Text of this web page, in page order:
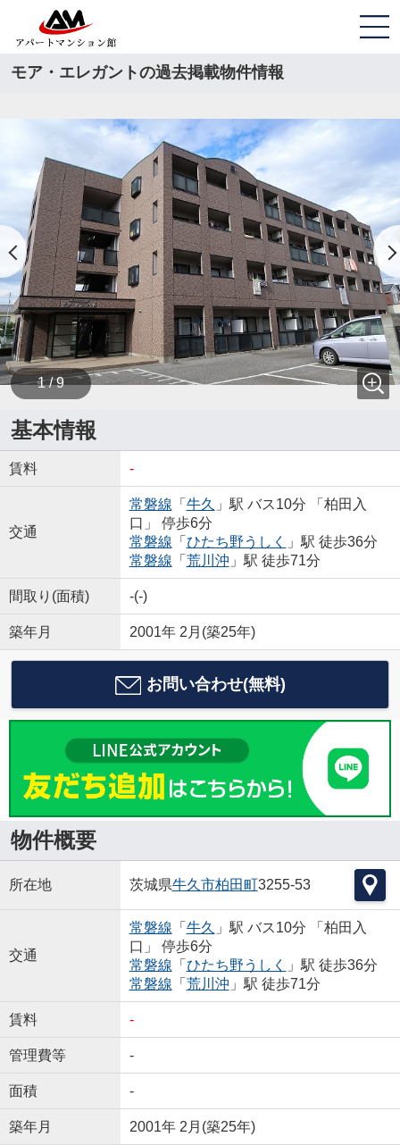
モア・エレガントの過去掲載物件情報
1 / 9
基本情報
賃料 -
交通
常磐線 「 牛久 」駅 バス10分 「柏田入
口」 停歩6分
常磐線 「 ひたち野うしく
」駅 徒歩36分
常磐線 「 荒川沖 」駅 徒歩71分
間取り(面積) -(-)
築年月 2001年 2月(築25年)
お問い合わせ(無料)
物件概要
所在地 茨城県牛久市柏田町3255-53
交通
常磐線 「 牛久 」駅 バス10分 「柏田入
口」 停歩6分
常磐線 「 ひたち野うしく
」駅 徒歩36分
常磐線 「 荒川沖 」駅 徒歩71分
賃料 -
管理費等 -
面積 -
築年月 2001年 2月(築25年)